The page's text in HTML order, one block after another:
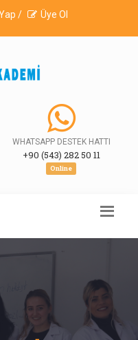
/ Üye Ol
WHATSAPP DESTEK HATTI
+90 (543) 282 50 11
Online